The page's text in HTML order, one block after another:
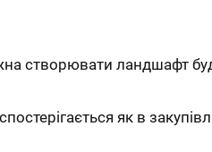
створювати ландшафт
як в